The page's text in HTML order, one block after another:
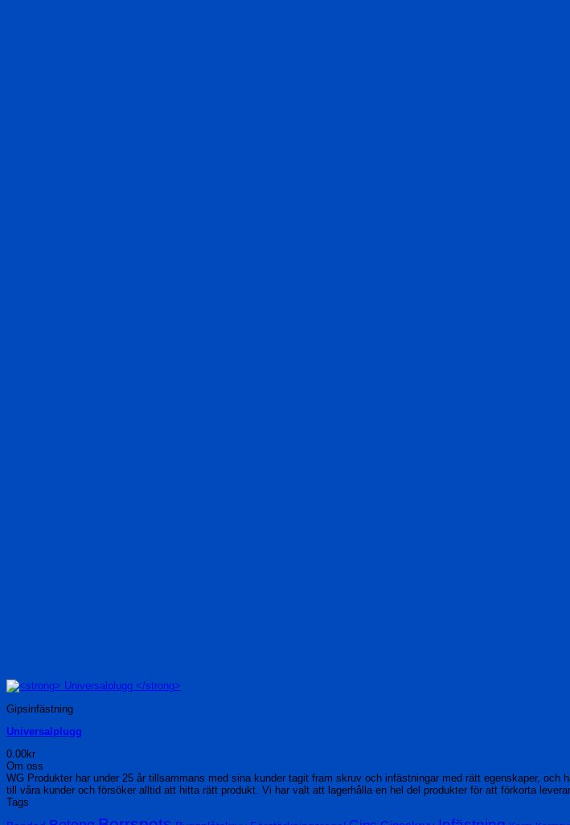
Gipsinfästning
Universalplugg
0.00kr
Om oss
WG Produkter har under 25 år tillsammans med sina kunder tagit fram skruv och infästningar med rätt egenskaper,
till våra kunder och försöker alltid att hitta rätt produkt. Vi har valt att lagerhålla en hel del produkter för att förkorta
Tags